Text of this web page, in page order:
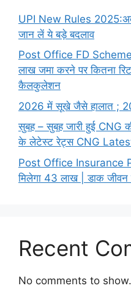
UPI New Rules
जान लें ये बड़े बदलाव
Post Office FD
लाख जमा करने पर कितना
कैलकुलेशन
2026 में सूखे जैसे हालात ;
सुबह – सुबह जारी हुई CNG
के लेटेस्ट रेट्स CNG
Post Office Insurance
मिलेगा 43 लाख | डाक
Recent
No comments to show.